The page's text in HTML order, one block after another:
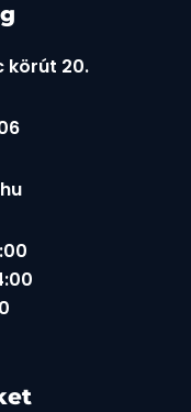
körút 20.